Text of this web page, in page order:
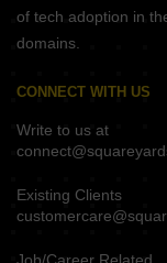
of tech adoption in
domains.
CONNECT WITH US
Write to us at
Existing Clients